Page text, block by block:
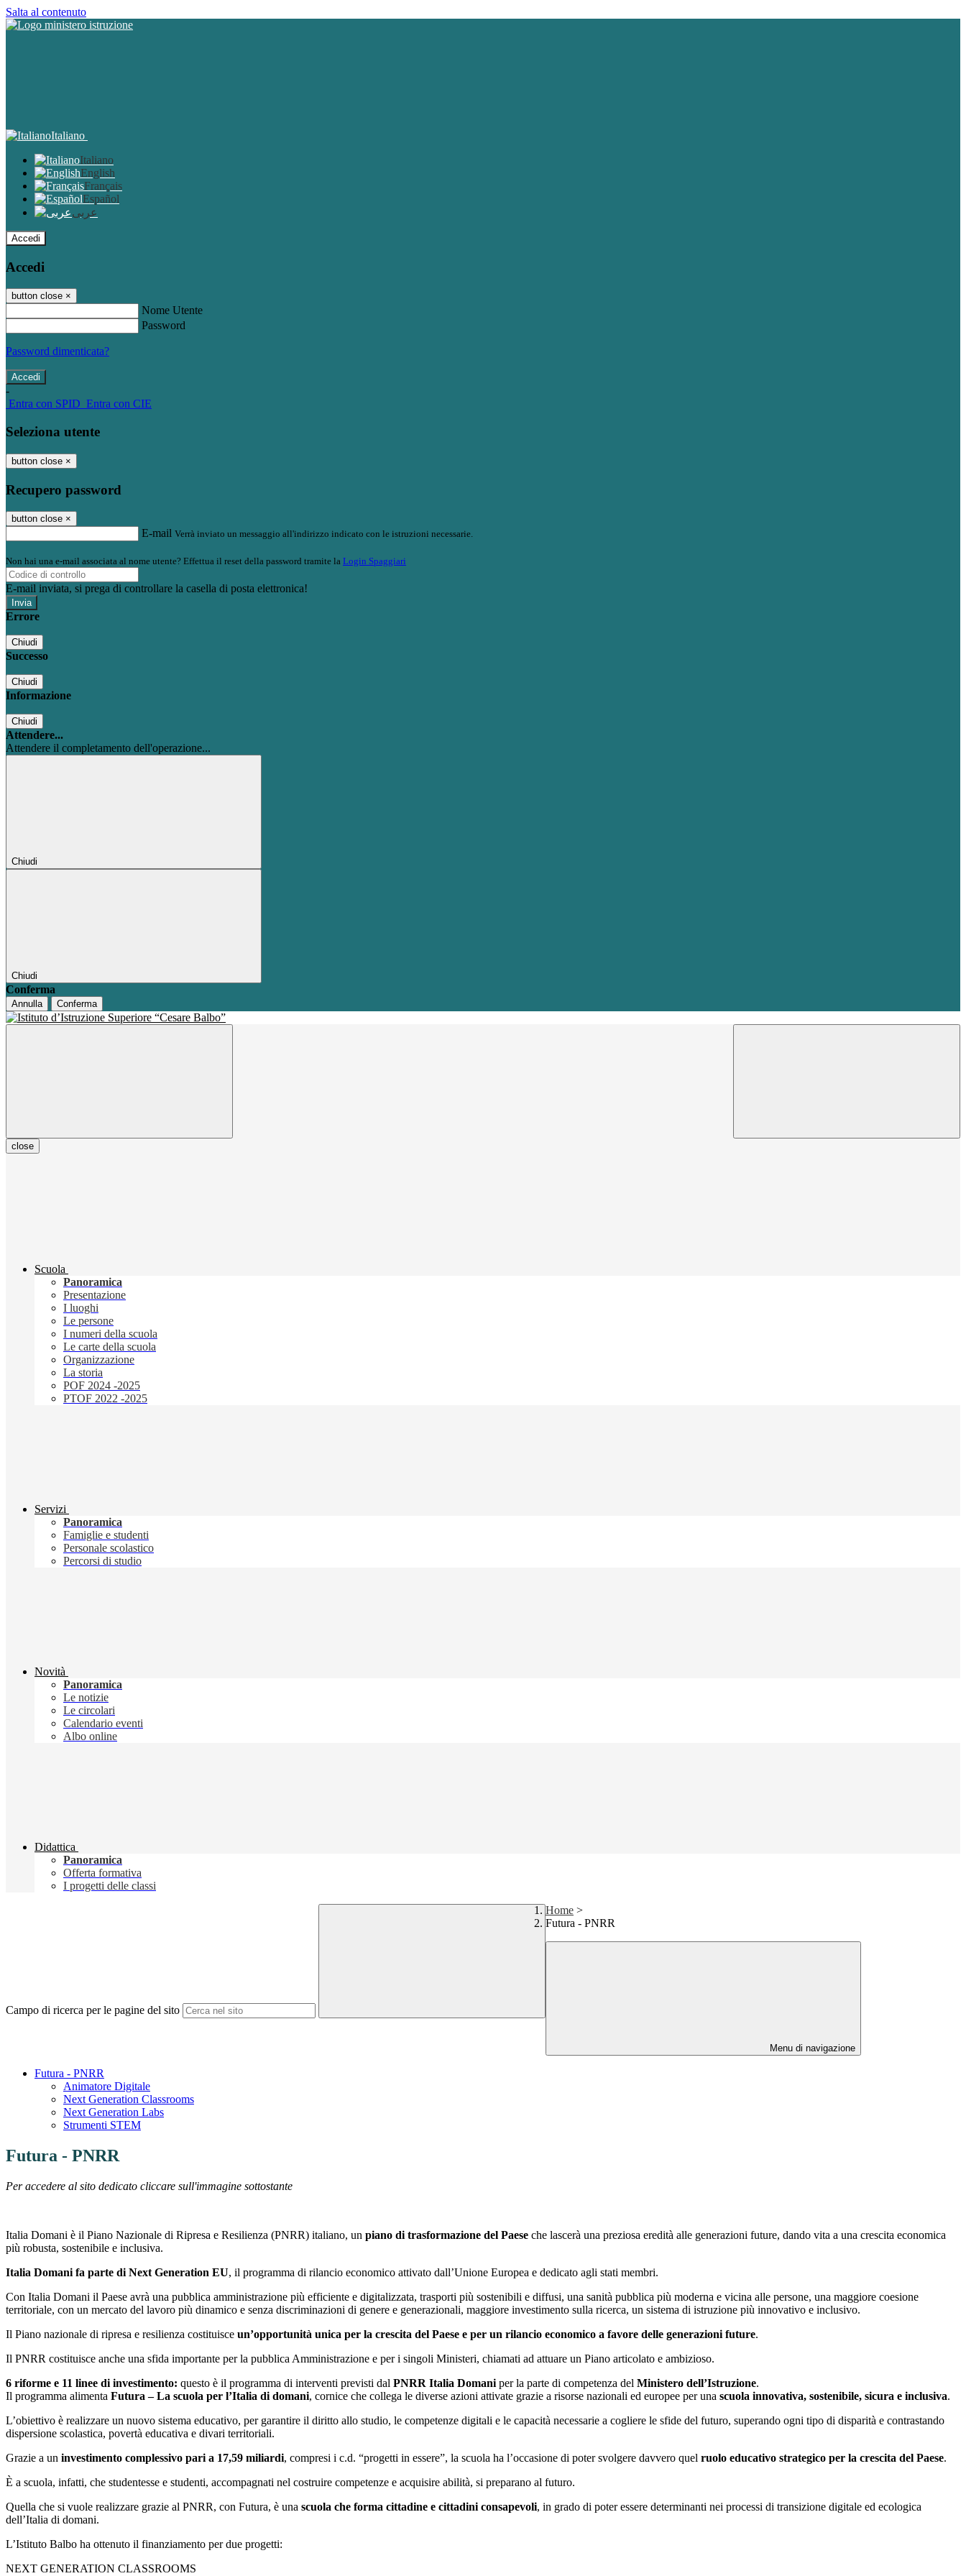
Salta al contenuto
Italiano
Italiano
English
Français
Español
عربى
Accedi
Accedi
button close ×
Nome Utente
Password
Password dimenticata?
-
Entra con SPID Entra con CIE
Seleziona utente
button close ×
Recupero password
button close ×
E-mail Verrà inviato un messaggio all'indirizzo indicato con le istruzioni necessarie.
Non hai una e-mail associata al nome utente? Effettua il reset della password tramite la Login Spaggiari
E-mail inviata, si prega di controllare la casella di posta elettronica!
Errore
Chiudi
Successo
Chiudi
Informazione
Chiudi
Attendere...
Attendere il completamento dell'operazione...
Chiudi
Chiudi
Conferma
Annulla Conferma
close
Scuola
Panoramica
Presentazione
I luoghi
Le persone
I numeri della scuola
Le carte della scuola
Organizzazione
La storia
POF 2024 -2025
PTOF 2022 -2025
Servizi
Panoramica
Famiglie e studenti
Personale scolastico
Percorsi di studio
Novità
Panoramica
Le notizie
Le circolari
Calendario eventi
Albo online
Didattica
Panoramica
Offerta formativa
I progetti delle classi
Campo di ricerca per le pagine del sito
Home >
Futura - PNRR
Menu di navigazione
Futura - PNRR
Animatore Digitale
Next Generation Classrooms
Next Generation Labs
Strumenti STEM
Futura - PNRR
Per accedere al sito dedicato cliccare sull'immagine sottostante
Italia Domani è il Piano Nazionale di Ripresa e Resilienza (PNRR) italiano, un piano di trasformazione del Paese che lascerà una preziosa eredità alle generazioni future, dando vita a una crescita economica
più robusta, sostenibile e inclusiva.
Italia Domani fa parte di Next Generation EU, il programma di rilancio economico attivato dall’Unione Europea e dedicato agli stati membri.
Con Italia Domani il Paese avrà una pubblica amministrazione più efficiente e digitalizzata, trasporti più sostenibili e diffusi, una sanità pubblica più moderna e vicina alle persone, una maggiore coesione
territoriale, con un mercato del lavoro più dinamico e senza discriminazioni di genere e generazionali, maggiore investimento sulla ricerca, un sistema di istruzione più innovativo e inclusivo.
Il Piano nazionale di ripresa e resilienza costituisce un’opportunità unica per la crescita del Paese e per un rilancio economico a favore delle generazioni future.
Il PNRR costituisce anche una sfida importante per la pubblica Amministrazione e per i singoli Ministeri, chiamati ad attuare un Piano articolato e ambizioso.
6 riforme e 11 linee di investimento: questo è il programma di interventi previsti dal PNRR Italia Domani per la parte di competenza del Ministero dell’Istruzione.
Il programma alimenta Futura – La scuola per l’Italia di domani, cornice che collega le diverse azioni attivate grazie a risorse nazionali ed europee per una scuola innovativa, sostenibile, sicura e inclusiva.
L’obiettivo è realizzare un nuovo sistema educativo, per garantire il diritto allo studio, le competenze digitali e le capacità necessarie a cogliere le sfide del futuro, superando ogni tipo di disparità e contrastando
dispersione scolastica, povertà educativa e divari territoriali.
Grazie a un investimento complessivo pari a 17,59 miliardi, compresi i c.d. “progetti in essere”, la scuola ha l’occasione di poter svolgere davvero quel ruolo educativo strategico per la crescita del Paese.
È a scuola, infatti, che studentesse e studenti, accompagnati nel costruire competenze e acquisire abilità, si preparano al futuro.
Quella che si vuole realizzare grazie al PNRR, con Futura, è una scuola che forma cittadine e cittadini consapevoli, in grado di poter essere determinanti nei processi di transizione digitale ed ecologica
dell’Italia di domani.
L’Istituto Balbo ha ottenuto il finanziamento per due progetti:
NEXT GENERATION CLASSROOMS